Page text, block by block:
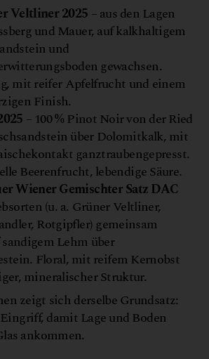
Veltliner 2025 – aus den Lagen
und Mauer, auf kalkhaltigem
und
gewachsen.
mit reifer Apfelfrucht und einem
Finish.
– 100 % Pinot Noir von der Ried
über Dolomitkalk, mit
ganztraubengepresst.
Beerenfrucht, lebendige Säure.
Wiener Gemischter Satz DAC
(u. a. Grüner Veltliner,
Rotgipfler) gemeinsam
sandigem Lehm über
Floral, mit reifem Kernobst
mineralischer Struktur.
zeigt sich derselbe Grundsatz:
damit Lage und Boden
ankommen.